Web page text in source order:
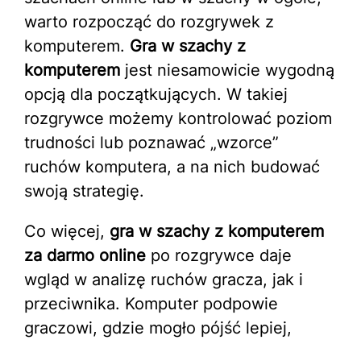
warto rozpocząć do rozgrywek z
komputerem. Gra w szachy z
komputerem jest niesamowicie wygodną
opcją dla początkujących. W takiej
rozgrywce możemy kontrolować poziom
trudności lub poznawać „wzorce”
ruchów komputera, a na nich budować
swoją strategię.
Co więcej, gra w szachy z komputerem
za darmo online po rozgrywce daje
wgląd w analizę ruchów gracza, jak i
przeciwnika. Komputer podpowie
graczowi, gdzie mogło pójść lepiej,